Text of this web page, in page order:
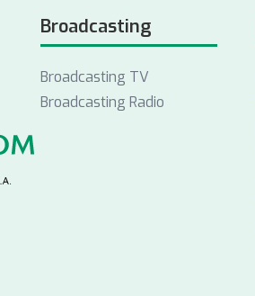
Broadcasting
Broadcasting TV
Broadcasting Radio